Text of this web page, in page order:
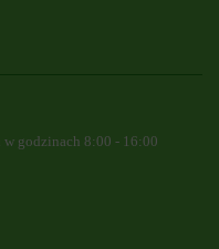
godzinach 8:00 - 16:00